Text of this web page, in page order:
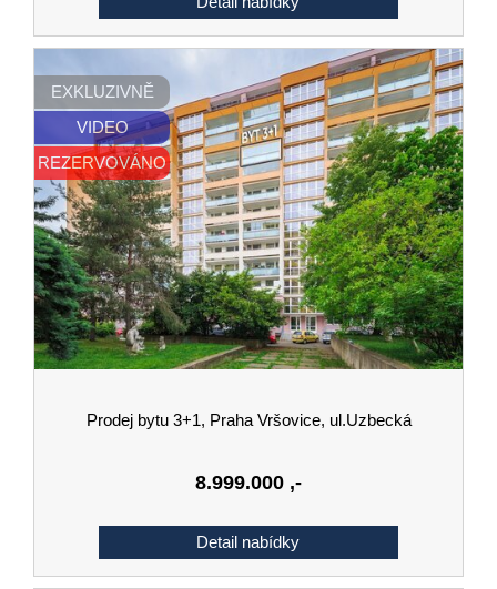
EXKLUZIVNĚ
VIDEO
REZERVOVÁNO
Prodej bytu 3+1, Praha Vršovice, ul.Uzbecká
8.999.000 ,-